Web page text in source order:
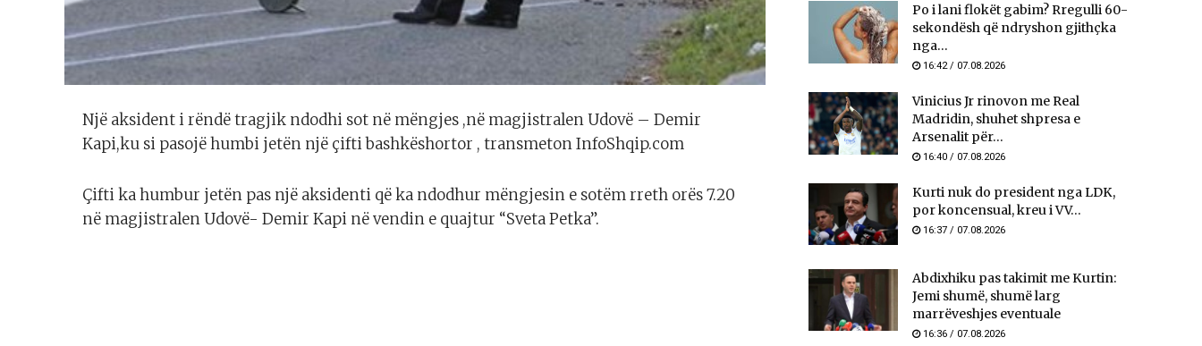
Një aksident i rëndë tragjik ndodhi sot në mëngjes ,në magjistralen Udovë – Demir
Kapi,ku si pasojë humbi jetën një çifti bashkëshortor , transmeton InfoShqip.com
Çifti ka humbur jetën pas një aksidenti që ka ndodhur mëngjesin e sotëm rreth orës 7.20
në magjistralen Udovë- Demir Kapi në vendin e quajtur “Sveta Petka”.
Po i lani flokët gabim? Rregulli 60-
sekondësh që ndryshon gjithçka
nga...
16:42 / 07.08.2026
Vinicius Jr rinovon me Real
Madridin, shuhet shpresa e
Arsenalit për...
16:40 / 07.08.2026
Kurti nuk do president nga LDK,
por koncensual, kreu i VV...
16:37 / 07.08.2026
Abdixhiku pas takimit me Kurtin:
Jemi shumë, shumë larg
marrëveshjes eventuale
16:36 / 07.08.2026